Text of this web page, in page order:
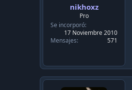
nikhoxz
Pro
Se incorporó
17 Noviembre 2010
Mensajes
571